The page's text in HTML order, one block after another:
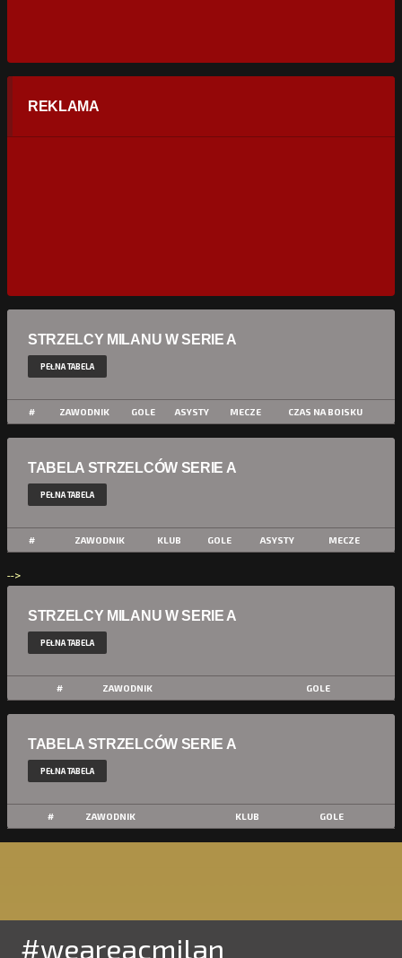
REKLAMA
STRZELCY MILANU W SERIE A
PEŁNA TABELA
# ZAWODNIK GOLE ASYSTY MECZE CZAS NA BOISKU
TABELA STRZELCÓW SERIE A
PEŁNA TABELA
# ZAWODNIK KLUB GOLE ASYSTY MECZE
-->
STRZELCY MILANU W SERIE A
PEŁNA TABELA
# ZAWODNIK GOLE
TABELA STRZELCÓW SERIE A
PEŁNA TABELA
# ZAWODNIK KLUB GOLE
#weareacmilan